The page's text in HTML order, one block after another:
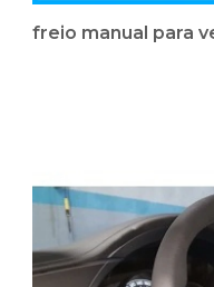
freio manual para